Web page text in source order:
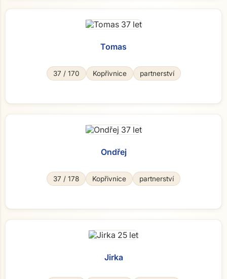
Tomas
37 / 170 Kopřivnice partnerství
Ondřej
37 / 178 Kopřivnice partnerství
Jirka